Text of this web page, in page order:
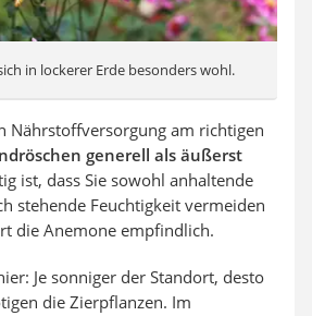
in lockerer Erde besonders wohl.
Nährstoffversorgung am richtigen
generell als äußerst
ist, dass Sie sowohl anhaltende
stehende Feuchtigkeit vermeiden
die Anemone empfindlich.
Je sonniger der Standort, desto
die Zierpflanzen. Im